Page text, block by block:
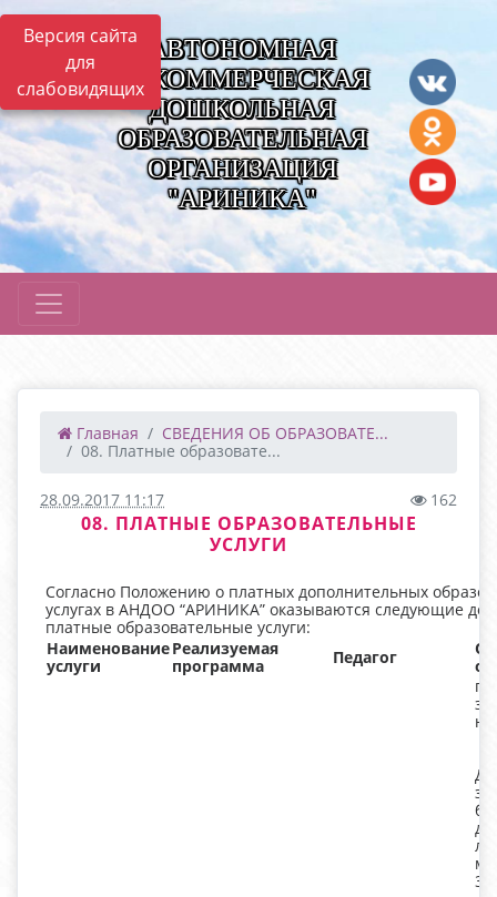
Версия сайта
для
слабовидящих
АВТОНОМНАЯ
НЕКОММЕРЧЕСКАЯ
ДОШКОЛЬНАЯ
ОБРАЗОВАТЕЛЬНАЯ
ОРГАНИЗАЦИЯ
"АРИНИКА"
Главная
СВЕДЕНИЯ ОБ ОБРАЗОВАТЕ...
08. Платные образовате...
28.09.2017 11:17 162
08. ПЛАТНЫЕ ОБРАЗОВАТЕЛЬНЫЕ
УСЛУГИ
Согласно Положению о платных дополнительных
услугах в АНДОО “АРИНИКА” оказываются следующие
платные образовательные услуги:
Наименование
услуги
Реализуемая
программа
Педагог